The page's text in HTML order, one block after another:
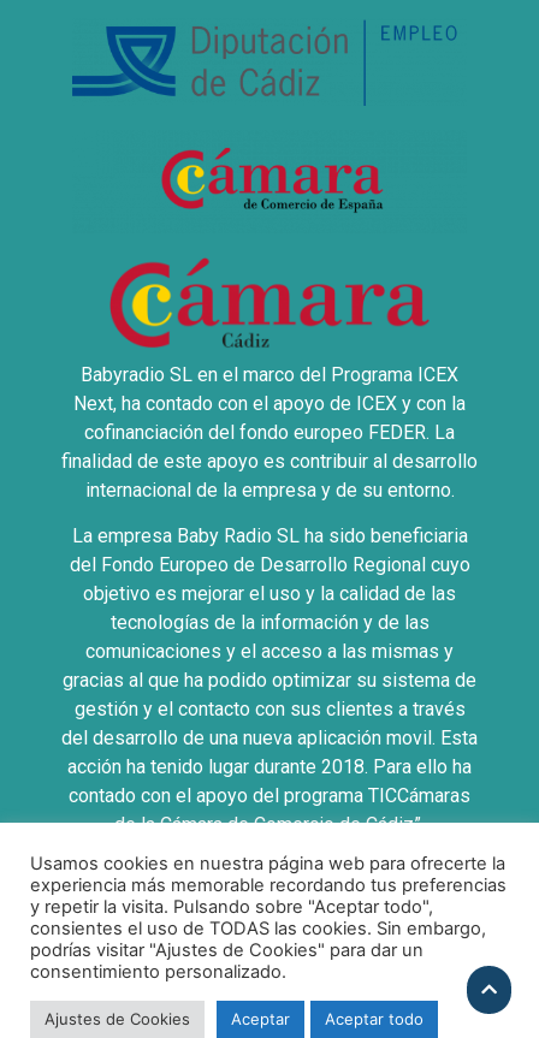
Babyradio SL en el marco del Programa ICEX
Next, ha contado con el apoyo de ICEX y con la
cofinanciación del fondo europeo FEDER. La
finalidad de este apoyo es contribuir al desarrollo
internacional de la empresa y de su entorno.
La empresa Baby Radio SL ha sido beneficiaria
del Fondo Europeo de Desarrollo Regional cuyo
objetivo es mejorar el uso y la calidad de las
tecnologías de la información y de las
comunicaciones y el acceso a las mismas y
gracias al que ha podido optimizar su sistema de
gestión y el contacto con sus clientes a través
del desarrollo de una nueva aplicación movil. Esta
acción ha tenido lugar durante 2018. Para ello ha
contado con el apoyo del programa TICCámaras
de la Cámara de Comercio de Cádiz”.
UNA MANERA DE HACER EUROPA
Política de Privacidad
Aviso
Legal
Condiciones Compra
Usamos cookies en nuestra página web para ofrecerte la
experiencia más memorable recordando tus preferencias
y repetir la visita. Pulsando sobre "Aceptar todo",
consientes el uso de TODAS las cookies. Sin embargo,
podrías visitar "Ajustes de Cookies" para dar un
consentimiento personalizado.
Ajustes de Cookies Aceptar Aceptar todo